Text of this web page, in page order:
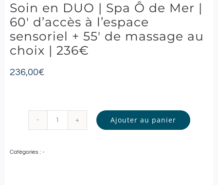
Soin en DUO | Spa Ô de Mer |
60′ d’accès à l’espace
sensoriel + 55′ de massage au
choix | 236€
236,00€
Ajouter au panier
Catégories : -